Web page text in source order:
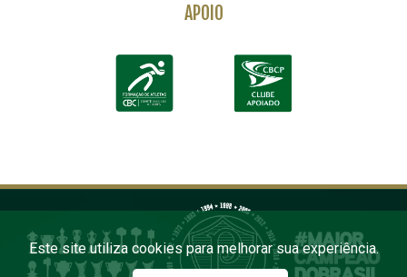
APOIO
Este site utiliza cookies para melhorar sua experiência.